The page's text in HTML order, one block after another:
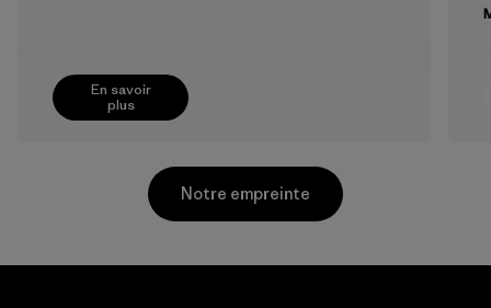
En savoir
plus
Notre empreinte